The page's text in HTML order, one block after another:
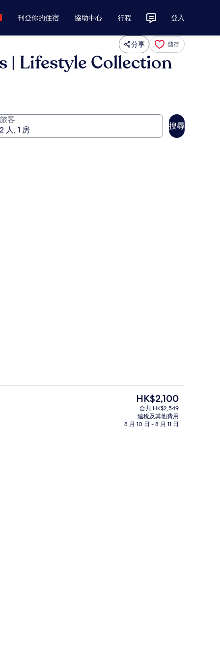
刊登你的住宿 協助中心 行程 登入
分享 儲存
| Lifestyle Collection
旅客
搜尋
供應早餐、午餐及晚餐
現
價
HK$2,100
HK$2,100
合共 HK$2,549
連稅及其他費用
8 月 10 日 - 8 月 11 日